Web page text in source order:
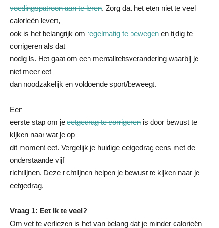
voedingspatroon aan te leren. Zorg dat het eten niet te veel
calorieën levert,
ook is het belangrijk omregelmatig te bewegenen tijdig te
corrigeren als dat
nodig is. Het gaat om een mentaliteitsverandering waarbij je
niet meer eet
dan noodzakelijk en voldoende sport/beweegt.
Een
eerste stap om je eetgedrag te corrigeren is door bewust te
kijken naar wat je op
dit moment eet. Vergelijk je huidige eetgedrag eens met de
onderstaande vijf
richtlijnen. Deze richtlijnen helpen je bewust te kijken naar je
eetgedrag.
Vraag 1: Eet ik te veel?
Om vet te verliezen is het van belang dat je minder calorieën